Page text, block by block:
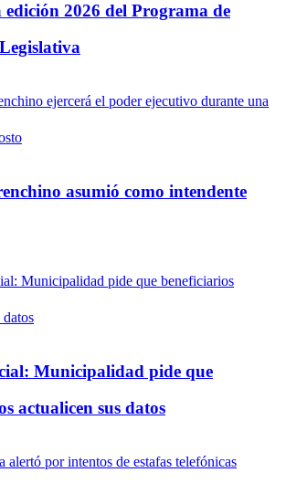
2026 del Programa de
asumió como intendente
Municipalidad pide que
actualicen sus datos